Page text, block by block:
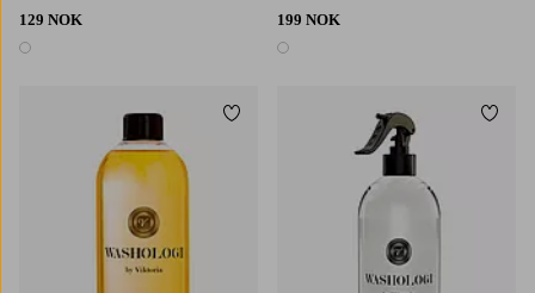
129 NOK
1 farge
199 NOK
1 farge
Legg til favoritter